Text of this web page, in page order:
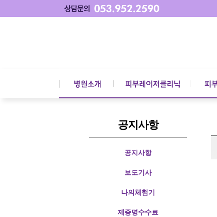
공지사항
공지사항
보도기사
나의체험기
제증명수수료